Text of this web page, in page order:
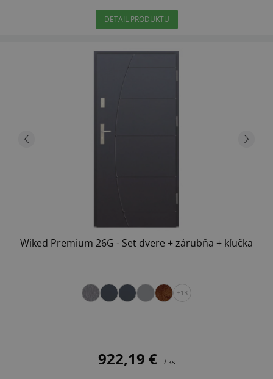
DETAIL PRODUKTU
Wiked Premium 26G - Set dvere + zárubňa + kľučka
+13
922,19 € / ks